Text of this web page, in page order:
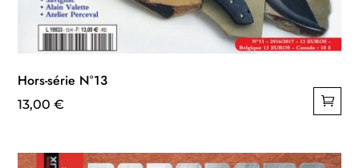
Hors-série N°13
13,00€